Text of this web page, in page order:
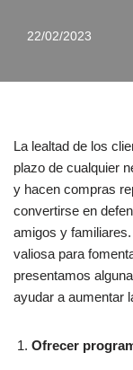
22/02/2023
La lealtad de los
plazo de cualquier
y hacen compras
convertirse en
amigos y
valiosa para
presentamos
ayudar a aumentar
Ofrecer